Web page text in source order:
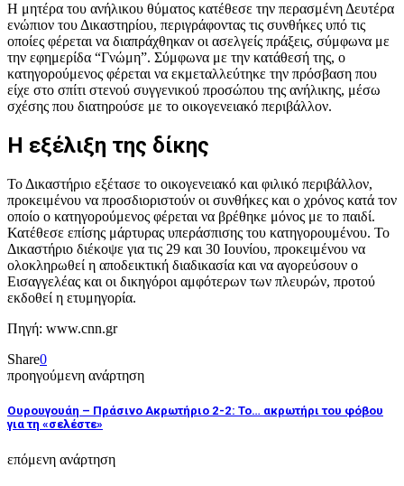
Η μητέρα του ανήλικου θύματος κατέθεσε την περασμένη Δευτέρα
ενώπιον του Δικαστηρίου, περιγράφοντας τις συνθήκες υπό τις
οποίες φέρεται να διαπράχθηκαν οι ασελγείς πράξεις, σύμφωνα με
την εφημερίδα “Γνώμη”. Σύμφωνα με την κατάθεσή της, ο
κατηγορούμενος φέρεται να εκμεταλλεύτηκε την πρόσβαση που
είχε στο σπίτι στενού συγγενικού προσώπου της ανήλικης, μέσω
σχέσης που διατηρούσε με το οικογενειακό περιβάλλον.
Η εξέλιξη της δίκης
Το Δικαστήριο εξέτασε το οικογενειακό και φιλικό περιβάλλον,
προκειμένου να προσδιοριστούν οι συνθήκες και ο χρόνος κατά τον
οποίο ο κατηγορούμενος φέρεται να βρέθηκε μόνος με το παιδί.
Κατέθεσε επίσης μάρτυρας υπεράσπισης του κατηγορουμένου. Το
Δικαστήριο διέκοψε για τις 29 και 30 Ιουνίου, προκειμένου να
ολοκληρωθεί η αποδεικτική διαδικασία και να αγορεύσουν ο
Εισαγγελέας και οι δικηγόροι αμφότερων των πλευρών, προτού
εκδοθεί η ετυμηγορία.
Πηγή: www.cnn.gr
Share0
προηγούμενη ανάρτηση
Ουρουγουάη – Πράσινο Ακρωτήριο 2-2: Το… ακρωτήρι του φόβου
για τη «σελέστε»
επόμενη ανάρτηση